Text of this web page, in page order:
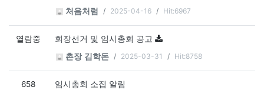
처음처럼
2025-04-16 Hit:6967
열람중
회장선거 및 임시총회 공고
촌장 김학돈
2025-03-31 Hit:8758
658
임시총회 소집 알림